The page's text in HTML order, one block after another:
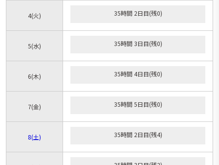
4(火) 35時間 2日目(残0)
5(水) 35時間 3日目(残0)
6(木) 35時間 4日目(残0)
7(金) 35時間 5日目(残0)
8(土) 35時間 2日目(残4)